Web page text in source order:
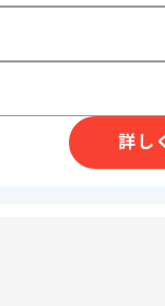
ョンの開発経験
たバックエンド開発
発経験
フロントエンドの開発
用いたバックエンド
方へ
詳し